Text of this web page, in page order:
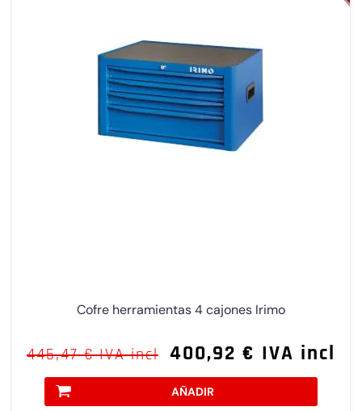
Cofre herramientas 4 cajones Irimo
445,47 € IVA incl 400,92 € IVA incl
AÑADIR